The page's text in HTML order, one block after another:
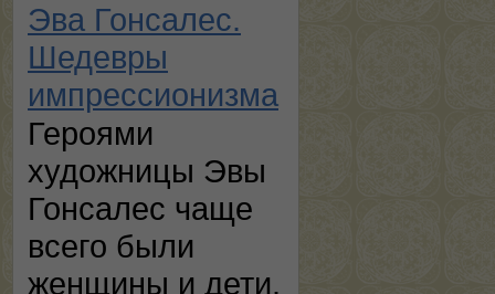
Эва Гонсалес.
Шедевры
импрессионизма
Героями
художницы Эвы
Гонсалес чаще
всего были
женщины и дети.